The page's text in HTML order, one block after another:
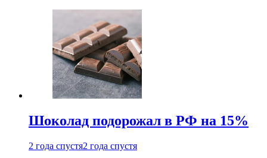
Шоколад подорожал в РФ на 15%
2 года спустя2 года спустя